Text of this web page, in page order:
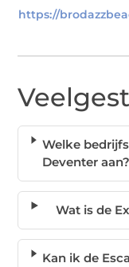
https://
Welke
Deventer aan?
Wat is de
Kan ik de